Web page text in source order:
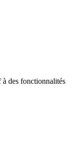
à des fonctionnalités